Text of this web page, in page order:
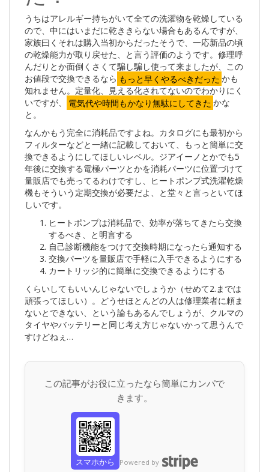
うちはアレルギー持ちがいて全ての洗濯物を乾燥している
ので、中にはいまだに乾ききらない場合もあるんですが、
家族曰くそれは購入当初からだったそうで、一応新品の頃
の乾燥能力が取り戻せた、と言う評価のようです。修理呼
んだりとか面倒くさくて騙し騙し使って来ましたが、この
お値段で交換できるなら もっと早くやるべきだった かも
知れません。定量化、見える化されてないのでわかりにく
いですが、
電気代や時間もかなり無駄にしてきた かな
と。
なんかもう完全に消耗品ですよね。カタログにも最初から
フィルターなどと一緒に記載しておいて、もっと簡単に交
換できるようにしてほしいレベル。ジアイーノとかでも5
年後に交換する電極パーツとかを消耗パーツに位置づけて
量販店でも売ってるわけですし、ヒートポンプ式洗濯乾燥
機もそういう定期交換が必要だよ、と堂々と言っといてほ
しいです。
ヒートポンプは消耗品で、効率が落ちてきたら交換
するべき、と明言する
自己診断機能をつけて交換時期になったら通知する
交換パーツを量販店で手軽に入手できるようにする
カートリッジ的に簡単に交換できるようにする
くらいしてもいいんじゃないでしょうか（せめて2.までは
頑張ってほしい）。どうせほとんどの人は修理業者に頼ま
ないとできない、という論もあるんでしょうが、クルマの
タイヤやバッテリーと同じ考え方じゃないかって思うんで
すけどねぇ…
この記事がお役に立ったなら簡単にカンパで
きます。
スマホから Powered by